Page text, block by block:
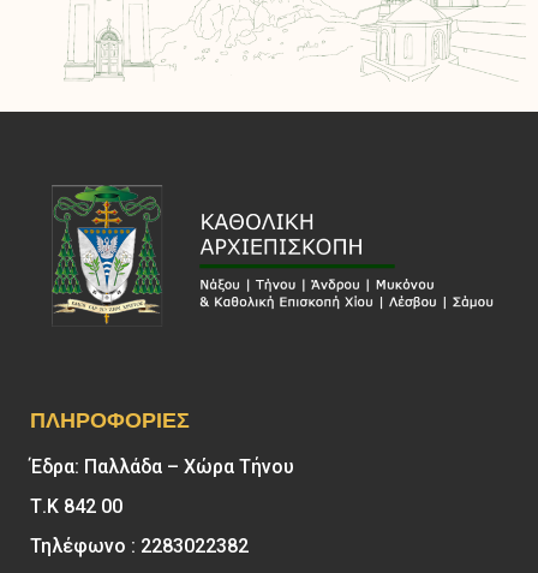
ΠΛΗΡΟΦΟΡΊΕΣ
Έδρα: Παλλάδα – Χώρα Τήνου
Τ.Κ 842 00
Τηλέφωνο : 2283022382